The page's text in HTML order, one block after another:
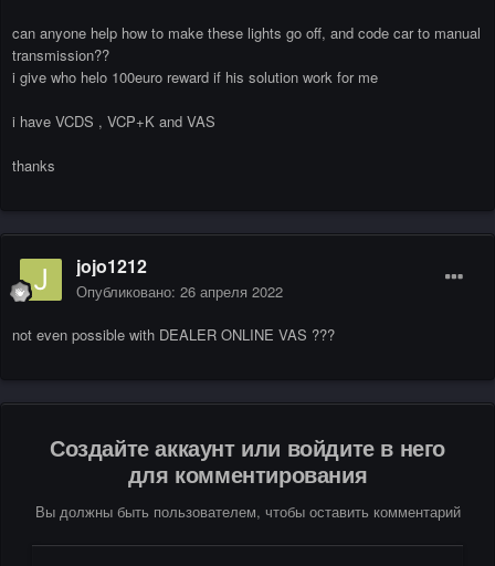
can anyone help how to make these lights go off, and code car to manual
transmission??
i give who helo 100euro reward if his solution work for me
i have VCDS , VCP+K and VAS
thanks
jojo1212
Опубликовано: 26 апреля 2022
not even possible with DEALER ONLINE VAS ???
Создайте аккаунт или войдите в него
для комментирования
Вы должны быть пользователем, чтобы оставить комментарий